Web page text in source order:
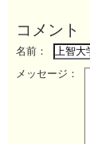
コメント
名前：
メッセージ：